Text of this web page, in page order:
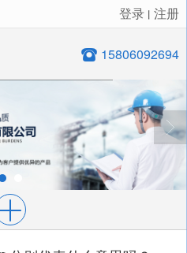
很遗憾，因您的浏览器版本过低导致无法获得最佳浏览体验，推荐下载安装谷歌浏览器！
登录 丨 注册
15806092694